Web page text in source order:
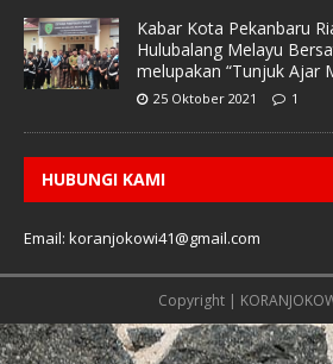
Kabar Kota Pekanbaru
Hulubalang Melayu
melupakan “Tunjuk Ajar
25 Oktober 2021 1
HUBUNGI KAMI
Email: koranjokowi41@gmail.com
Copyright |